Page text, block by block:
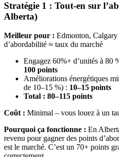
Stratégie 1 : Tout-en sur
Alberta)
Meilleur pour : Edmonton,
d’abordabilité ≈ taux du marché
Engagez 60%+ d’unités à 80
100 points
Améliorations énergétiques
de 10–15 %) : 10–15 points
Total : 80–115 points
Coût : Minimal – vous louez à un
Pourquoi ça fonctionne : En
revenu pour gagner des points
est le marché. C’est un 70+ points